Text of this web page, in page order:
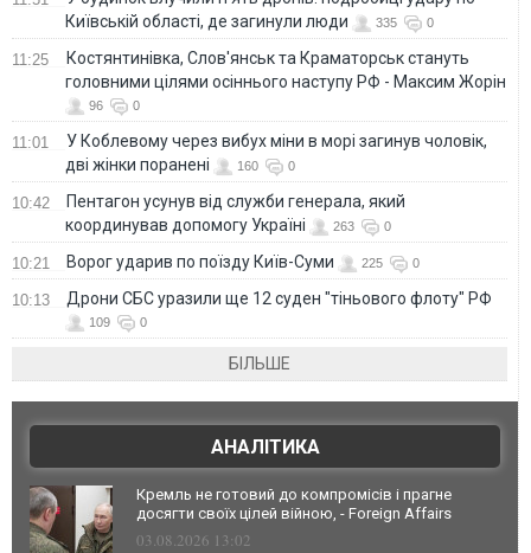
Київській області, де загинули люди
335 0
11:25
Костянтинівка, Слов'янськ та Краматорськ стануть
головними цілями осіннього наступу РФ - Максим Жорін
96 0
11:01
У Коблевому через вибух міни в морі загинув чоловік,
дві жінки поранені
160 0
10:42
Пентагон усунув від служби генерала, який
координував допомогу Україні
263 0
10:21 Ворог ударив по поїзду Київ-Суми 225 0
10:13 Дрони СБС уразили ще 12 суден "тіньового флоту" РФ
109 0
БІЛЬШЕ
АНАЛІТИКА
Кремль не готовий до компромісів і прагне
досягти своїх цілей війною, - Foreign Affairs
03.08.2026 13:02